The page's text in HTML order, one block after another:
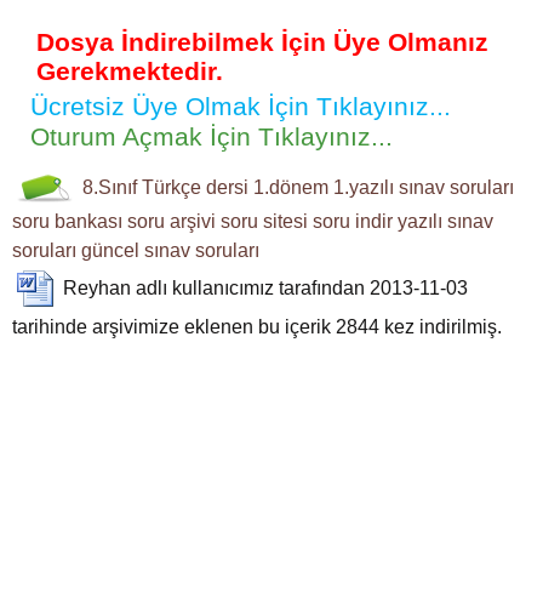
Dosya İndirebilmek İçin Üye Olmanız
Gerekmektedir.
Ücretsiz Üye Olmak İçin Tıklayınız...
Oturum Açmak İçin Tıklayınız...
8.Sınıf Türkçe dersi 1.dönem 1.yazılı sınav soruları
soru bankası soru arşivi soru sitesi soru indir yazılı sınav
soruları güncel sınav soruları
Reyhan adlı kullanıcımız tarafından 2013-11-03
tarihinde arşivimize eklenen bu içerik 2844 kez indirilmiş.